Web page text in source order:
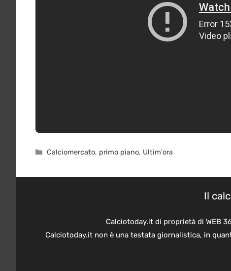
Categorie
Calciomercato, primo piano, Ultim'ora
Il
Calciotoday.it di proprietà di WEB
Calciotoday.it non è una testata giornalistica, in